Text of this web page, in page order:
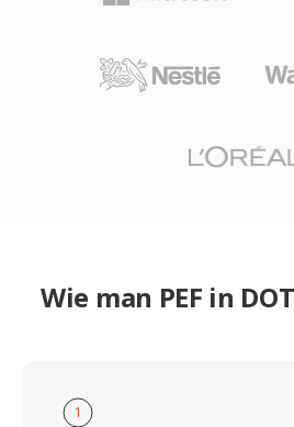
Wie man PEF in
1